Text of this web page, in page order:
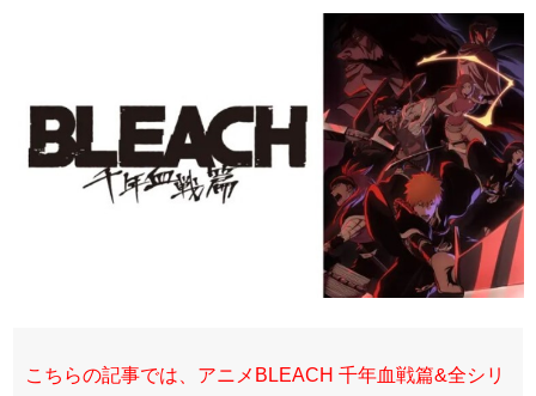
こちらの記事では、アニメBLEACH 千年血戦篇&全シリ